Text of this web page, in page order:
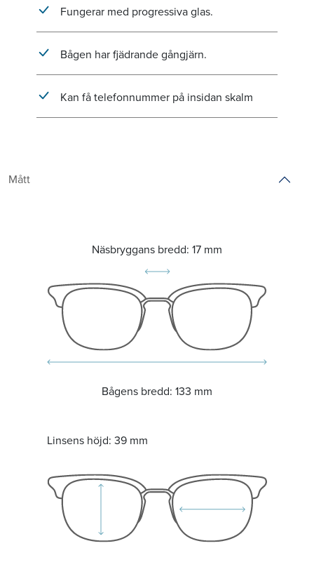
Fungerar med progressiva glas.
Bågen har fjädrande gångjärn.
Kan få telefonnummer på insidan skalm
Mått
Näsbryggans bredd: 17 mm
Bågens bredd: 133 mm
Linsens höjd: 39 mm